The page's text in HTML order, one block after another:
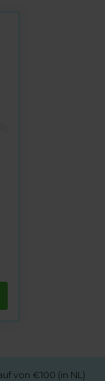
von €100 (in NL)